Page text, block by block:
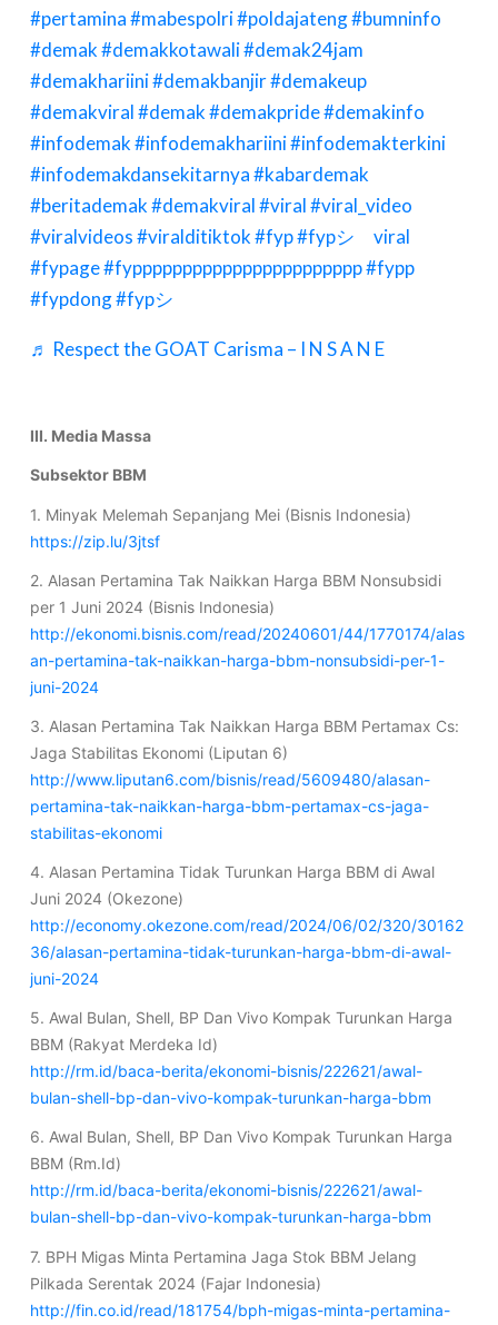
#pertamina#mabespolri#poldajateng#bumninfo
#demak#demakkotawali#demak24jam
#demakhariini#demakbanjir#demakeup
#demakviral#demak#demakpride#demakinfo
#infodemak#infodemakhariini#infodemakterkini
#infodemakdansekitarnya#kabardemak
#beritademak#demakviral#viral#viral_video
#viralvideos#viralditiktok#fyp#fypシ゚viral
#fypage#fyppppppppppppppppppppppp#fypp
#fypdong#fypシ゚
♬ Respect the GOAT Carisma – I N S A N E
III. Media Massa
Subsektor BBM
1. Minyak Melemah Sepanjang Mei (Bisnis Indonesia)
https://zip.lu/3jtsf
2. Alasan Pertamina Tak Naikkan Harga BBM Nonsubsidi
per 1 Juni 2024 (Bisnis Indonesia)
http://ekonomi.bisnis.com/read/20240601/44/1770174/alas
an-pertamina-tak-naikkan-harga-bbm-nonsubsidi-per-1-
juni-2024
3. Alasan Pertamina Tak Naikkan Harga BBM Pertamax Cs:
Jaga Stabilitas Ekonomi (Liputan 6)
http://www.liputan6.com/bisnis/read/5609480/alasan-
pertamina-tak-naikkan-harga-bbm-pertamax-cs-jaga-
stabilitas-ekonomi
4. Alasan Pertamina Tidak Turunkan Harga BBM di Awal
Juni 2024 (Okezone)
http://economy.okezone.com/read/2024/06/02/320/30162
36/alasan-pertamina-tidak-turunkan-harga-bbm-di-awal-
juni-2024
5. Awal Bulan, Shell, BP Dan Vivo Kompak Turunkan Harga
BBM (Rakyat Merdeka Id)
http://rm.id/baca-berita/ekonomi-bisnis/222621/awal-
bulan-shell-bp-dan-vivo-kompak-turunkan-harga-bbm
6. Awal Bulan, Shell, BP Dan Vivo Kompak Turunkan Harga
BBM (Rm.Id)
http://rm.id/baca-berita/ekonomi-bisnis/222621/awal-
bulan-shell-bp-dan-vivo-kompak-turunkan-harga-bbm
7. BPH Migas Minta Pertamina Jaga Stok BBM Jelang
Pilkada Serentak 2024 (Fajar Indonesia)
http://fin.co.id/read/181754/bph-migas-minta-pertamina-